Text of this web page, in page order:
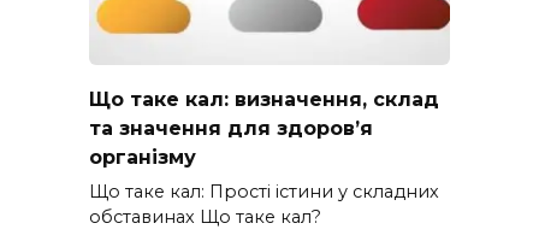
Що таке кал: визначення, склад
та значення для здоров’я
організму
Що таке кал: Прості істини у складних
обставинах Що таке кал?